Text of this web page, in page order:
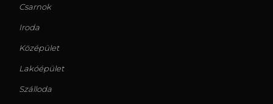
Csarnok
Iroda
Középület
Lakóépület
Szálloda